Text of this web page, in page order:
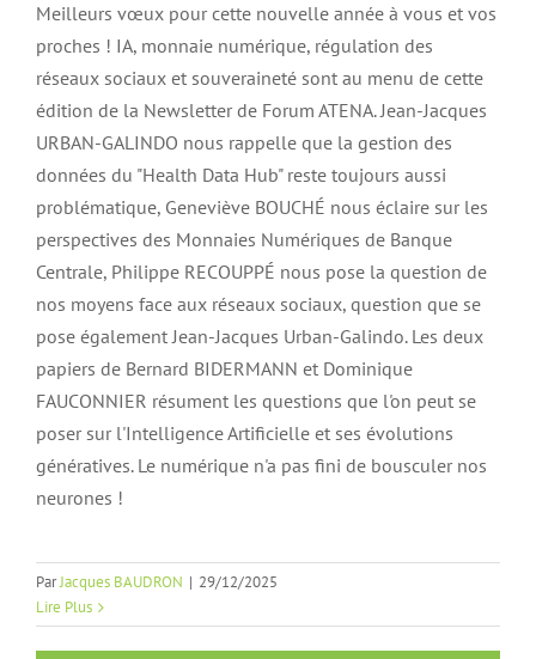
Meilleurs vœux pour cette nouvelle année à vous et vos
proches ! IA, monnaie numérique, régulation des
réseaux sociaux et souveraineté sont au menu de cette
édition de la Newsletter de Forum ATENA. Jean-Jacques
URBAN-GALINDO nous rappelle que la gestion des
données du "Health Data Hub" reste toujours aussi
problématique, Geneviève BOUCHÉ nous éclaire sur les
perspectives des Monnaies Numériques de Banque
Centrale, Philippe RECOUPPÉ nous pose la question de
nos moyens face aux réseaux sociaux, question que se
pose également Jean-Jacques Urban-Galindo. Les deux
papiers de Bernard BIDERMANN et Dominique
FAUCONNIER résument les questions que l'on peut se
poser sur l'Intelligence Artificielle et ses évolutions
génératives. Le numérique n'a pas fini de bousculer nos
neurones !
ParJacques BAUDRON | 29/12/2025
Lire Plus